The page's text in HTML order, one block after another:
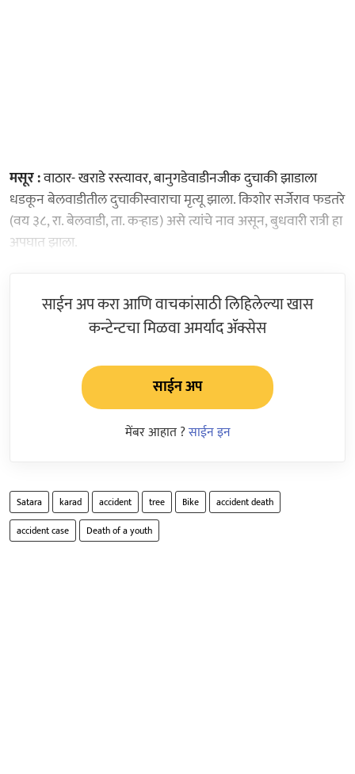
मसूर :वाठार- खराडे रस्त्यावर, बानुगडेवाडीनजीक दुचाकी झाडाला
धडकून बेलवाडीतील दुचाकीस्वाराचा मृत्यू झाला. किशोर सर्जेराव फडतरे
(वय ३८, रा. बेलवाडी, ता. कऱ्हाड) असे त्यांचे नाव असून, बुधवारी रात्री हा
अपघात झाला.
साईन अप करा आणि वाचकांसाठी लिहिलेल्या खास
कन्टेन्टचा मिळवा अमर्याद ॲक्सेस
साईन अप
मेंबर आहात ?साईन इन
Satara karad accident tree Bike
accident death
accident case
Death of a youth